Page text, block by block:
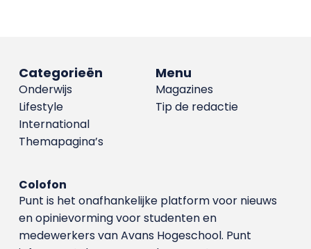
Menu
Magazines
Tip de redactie
Categorieën
Onderwijs
Lifestyle
International
Themapagina’s
Colofon
Punt is het onafhankelijke platform voor nieuws
en opinievorming voor studenten en
medewerkers van Avans Hoge­school. Punt